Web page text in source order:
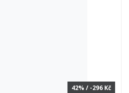
42% / -296 Kč